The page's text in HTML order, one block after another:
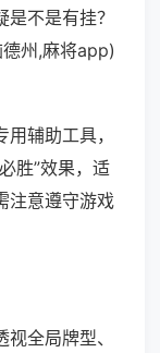
不是有挂？
州,麻将app)
辅助工具，
胜”效果，适
注意遵守游戏
全局牌型、